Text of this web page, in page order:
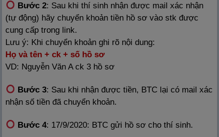
Bước 2: Sau khi thí sinh nhận được mail xác nhận
(tự động) hãy chuyển khoản tiền hồ sơ vào stk được
cung cấp trong link.
Lưu ý: Khi chuyển khoản ghi rõ nội dung:
Họ và tên + ck + số hồ sơ
VD: Nguyễn Văn A ck 3 hồ sơ
Bước 3: Sau khi nhận được tiền, BTC lại có mail xác
nhận số tiền đã chuyển khoản.
Bước 4: 17/9/2020: BTC gửi hồ sơ cho thí sinh.